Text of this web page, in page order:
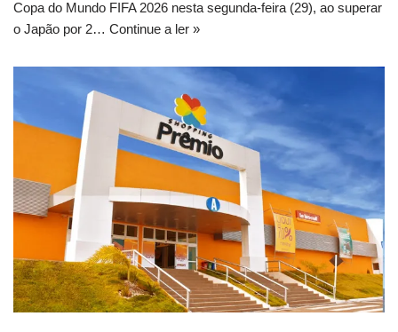
Copa do Mundo FIFA 2026 nesta segunda-feira (29), ao superar
o Japão por 2… Continue a ler »